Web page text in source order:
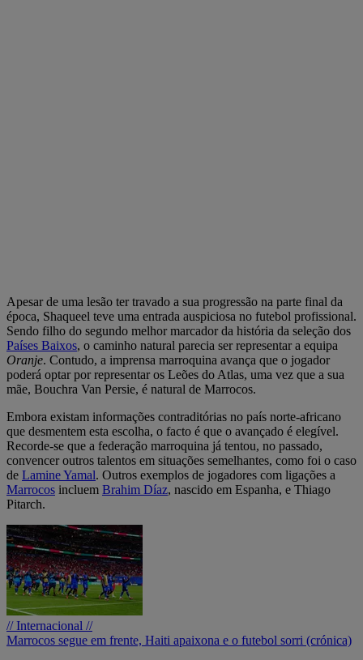
Apesar de uma lesão ter travado a sua progressão na parte final da
época, Shaqueel teve uma entrada auspiciosa no futebol profissional.
Sendo filho do segundo melhor marcador da história da seleção dos
Países Baixos, o caminho natural parecia ser representar a equipa
Oranje. Contudo, a imprensa marroquina avança que o jogador
poderá optar por representar os Leões do Atlas, uma vez que a sua
mãe, Bouchra Van Persie, é natural de Marrocos.
Embora existam informações contraditórias no país norte-africano
que desmentem esta escolha, o facto é que o avançado é elegível.
Recorde-se que a federação marroquina já tentou, no passado,
convencer outros talentos em situações semelhantes, como foi o caso
de Lamine Yamal. Outros exemplos de jogadores com ligações a
Marrocos incluem Brahim Díaz, nascido em Espanha, e Thiago
Pitarch.
// Internacional //
Marrocos segue em frente, Haiti apaixona e o futebol sorri (crónica)